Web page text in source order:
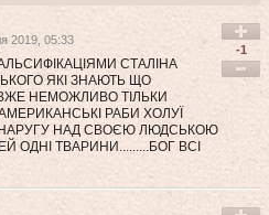
2019, 05:33
СТАЛІНА
ЯКІ ЗНАЮТЬ ЩО
НЕМОЖЛИВО ТІЛЬКИ
АМЕРИКАНСЬКІ РАБИ ХОЛУЇ
НАД СВОЄЮ ЛЮДСЬКОЮ
ОДНІ ТВАРИНИ.........БОГ ВСІ
-1